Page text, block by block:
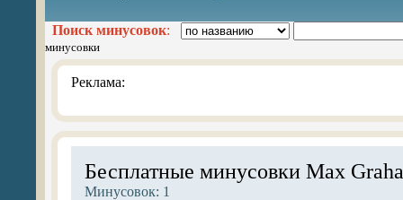
Поиск минусовок:
минусовки
Реклама:
Бесплатные минусовки Max
Минусовок: 1